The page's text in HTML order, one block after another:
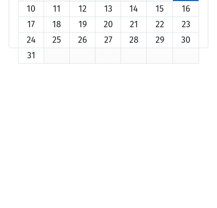
10
11 12 13 14 15
16
17
18 19 20 21 22
23
24
25 26 27 28 29
30
31